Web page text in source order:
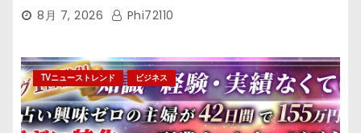
8月 7, 2026 Phi72110
TVニューストレンド ビジネス